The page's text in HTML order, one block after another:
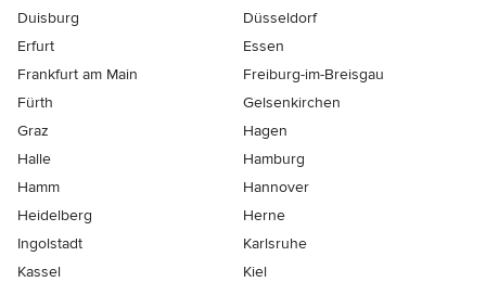
Duisburg
Düsseldorf
Erfurt
Essen
Frankfurt am Main
Freiburg-im-Breisgau
Fürth
Gelsenkirchen
Graz
Hagen
Halle
Hamburg
Hamm
Hannover
Heidelberg
Herne
Ingolstadt
Karlsruhe
Kassel
Kiel